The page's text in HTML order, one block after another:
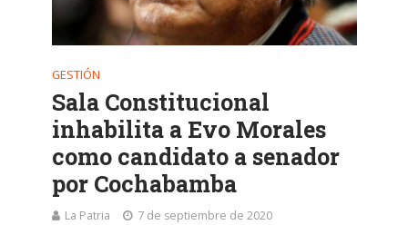
GESTIÓN
Sala Constitucional
inhabilita a Evo Morales
como candidato a senador
por Cochabamba
La Patria 7 de septiembre de 2020